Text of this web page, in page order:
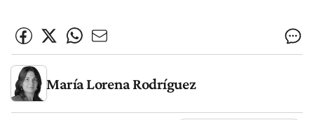
María Lorena Rodríguez